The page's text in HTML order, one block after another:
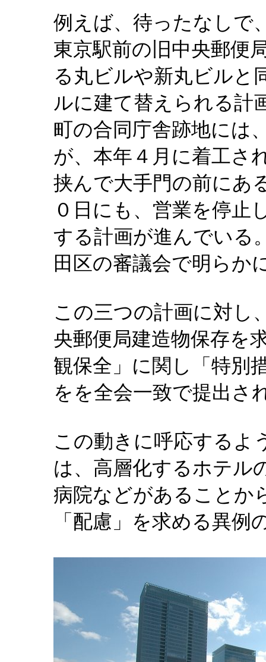
例えば、待ったなしで
東京駅前の旧中央郵便
る丸ビルや新丸ビルと
ルに建て替えられる計
町の合同庁舎跡地には
が、本年４月に着工さ
挟んで大手門の前にあ
０日にも、営業を停止
する計画が進んでいる
田区の審議会で明らか
この三つの計画に対し
央郵便局建造物保存を
観保全」に関し「特別
をを全会一致で提出さ
この動きに呼応するよ
は、高層化するホテル
病院などがあることか
「配慮」を求める異